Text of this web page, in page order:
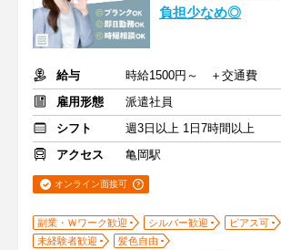
負担少なめ◎
給与
時給1500円～ ＋交通費
雇用形態
派遣社員
シフト
週3日以上 1日7時間以上
アクセス
亀岡駅
オンライン面接可
副業・Ｗワーク歓迎 シルバー歓迎
ピアス可
未経験者歓迎
髪色自由